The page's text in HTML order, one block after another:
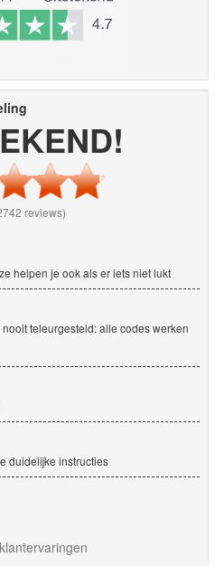
reviews)
helpen je ook als er iets niet lukt
teleurgesteld: alle codes werken
duidelijke instructies